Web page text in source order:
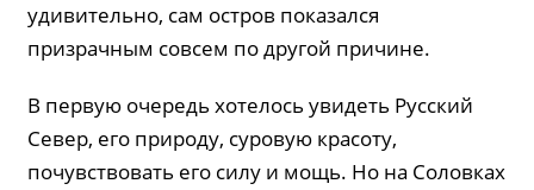
удивительно, сам остров показался
призрачным совсем по другой причине.
В первую очередь хотелось увидеть Русский
Север, его природу, суровую красоту,
почувствовать его силу и мощь. Но на Соловках